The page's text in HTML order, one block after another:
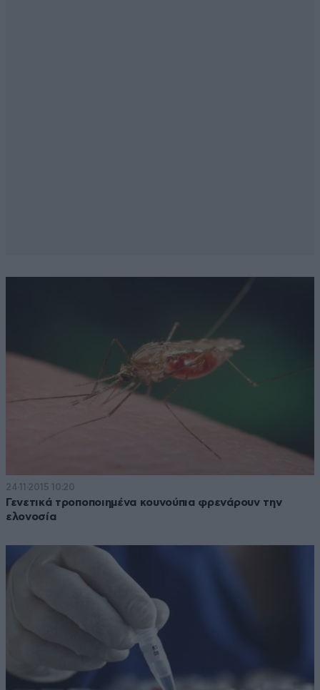
24·11·2015 10:20
Γενετικά τροποποιημένα κουνούπια φρενάρουν την
ελονοσία